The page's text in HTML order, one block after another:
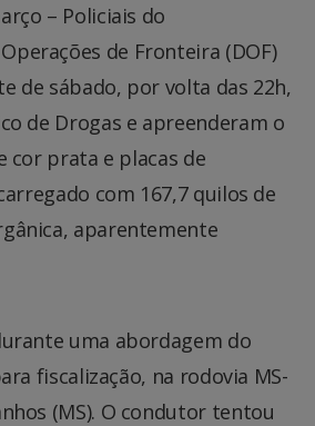
– Policiais do
de Fronteira (DOF)
de sábado, por volta das 22h,
de Drogas e apreenderam o
cor prata e placas de
com 167,7 quilos de
aparentemente
uma abordagem do
fiscalização, na rodovia MS-
(MS). O condutor tentou